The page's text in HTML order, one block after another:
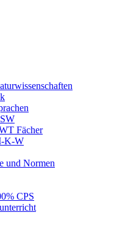
Fächer
K-W
und Normen
CPS